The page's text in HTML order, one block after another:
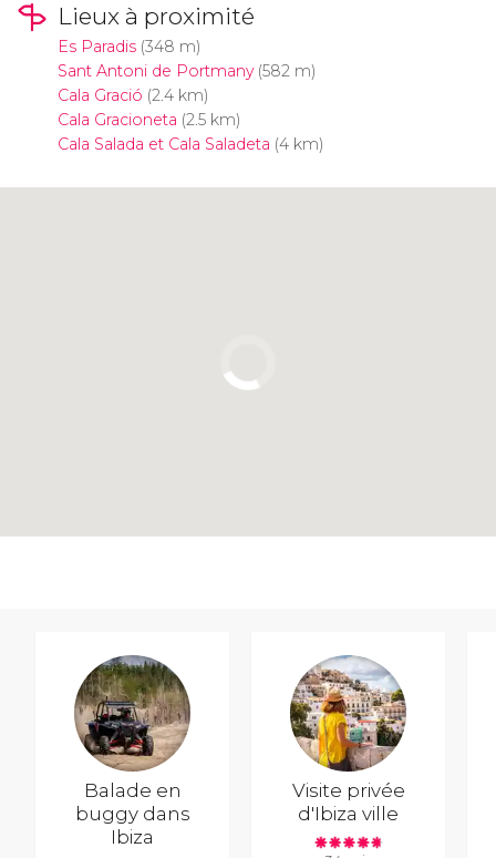
Lieux à proximité
Es Paradis(348 m)
Sant Antoni de Portmany(582 m)
Cala Gració (2.4 km)
Cala Gracioneta (2.5 km)
Cala Salada et Cala Saladeta (4 km)
Balade en
buggy dans
Ibiza
Visite privée
d'Ibiza ville